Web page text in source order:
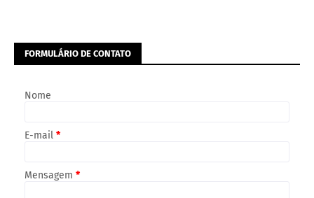
FORMULÁRIO DE CONTATO
Nome
E-mail *
Mensagem *